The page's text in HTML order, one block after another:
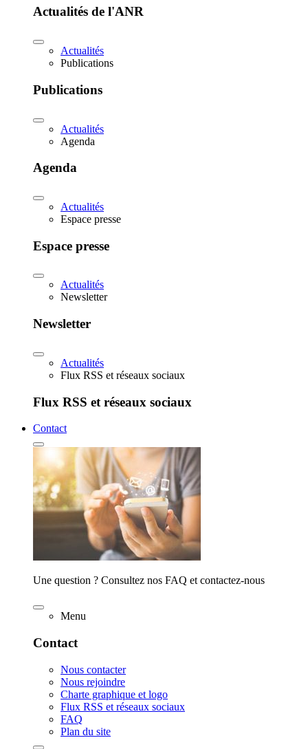
Actualités de l'ANR
Actualités
Publications
Publications
Actualités
Agenda
Agenda
Actualités
Espace presse
Espace presse
Actualités
Newsletter
Newsletter
Actualités
Flux RSS et réseaux sociaux
Flux RSS et réseaux sociaux
Contact
Une question ? Consultez nos FAQ et contactez-nous
Menu
Contact
Nous contacter
Nous rejoindre
Charte graphique et logo
Flux RSS et réseaux sociaux
FAQ
Plan du site